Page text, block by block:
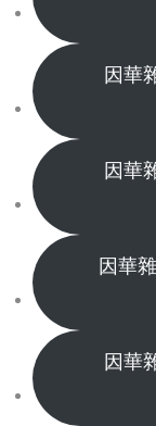
因華
因華
因華
因華